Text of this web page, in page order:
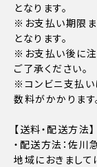
となります。
※お支払い期限
となります。
※お支払い後に注
ご了承ください。
※コンビニ支払い
数料がかかります
【送料・配送方法】
・配送方法：佐
地域におきまして